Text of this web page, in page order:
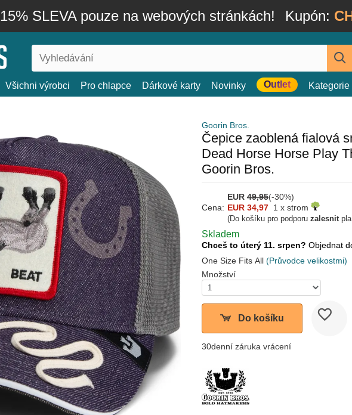
15% SLEVA pouze na webových stránkách! Kupón:
Všichni výrobci Pro chlapce Dárkové karty Novinky Outlet Kategorie
Goorin Bros.
Čepice zaoblená fialová
Dead Horse Horse Play
Goorin Bros.
EUR 49,95(-30%)
Cena: EUR 34,97 1 x strom
(Do košíku pro podporu zalesnit
Skladem
Chceš to úterý 11. srpen? Objednat
One Size Fits All (Průvodce velikostmi)
Množství
Do košíku
30denní záruka vrácení